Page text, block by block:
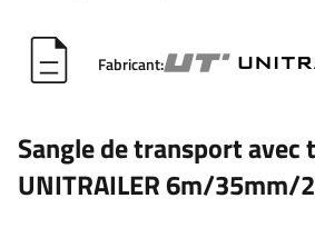
Fabricant:
Sangle de transport avec
UNITRAILER 6m/35mm/